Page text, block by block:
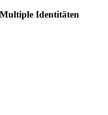
Multiple Identitäten